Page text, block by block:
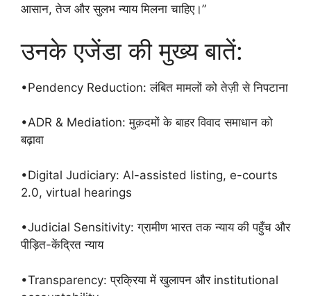
आसान, तेज और सुलभ न्याय मिलना चाहिए।”
उनके एजेंडा की मुख्य बातें:
•Pendency Reduction: लंबित मामलों को तेज़ी से निपटाना
•ADR & Mediation: मुक़दमों के बाहर विवाद समाधान को
बढ़ावा
•Digital Judiciary: AI-assisted listing, e-courts
2.0, virtual hearings
•Judicial Sensitivity: ग्रामीण भारत तक न्याय की पहुँच और
पीड़ित-केंद्रित न्याय
•Transparency: प्रक्रिया में खुलापन और institutional